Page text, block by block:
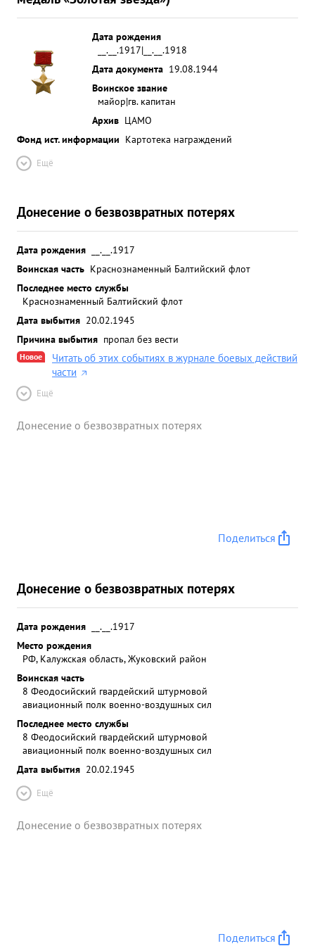
Сбил и самолета "Га-140", "Ме-109" в период
освобождения Карельского Перешейка с 10.по
21. 06.44г произвел 12 успешных боевых вылетов
. Лично ротопил: в транспорта общим
водоизмещением 4 000 тонн, тральщик, Гвардии
капитан Лыоин-мастер низкого бомбометания,
Способный командир АЭ. Успешно передает свой
боевой опыт летчикам - умело водит их в бой. ...»
Дата рождения
__.__.1917|__.__.1918
Дата документа 19.08.1944
Воинское звание
майор|гв. капитан
Архив ЦАМО
Фонд ист. информации Картотека награждений
Ещё
Донесение о безвозвратных потерях
Дата рождения
__.__.1917
Воинская часть Краснознаменный Балтийский флот
Последнее место службы
Краснознаменный Балтийский флот
Дата выбытия 20.02.1945
Причина выбытия пропал без вести
Новое
Читать об этих событиях в журнале боевых действий
части
Ещё
Донесение о безвозвратных потерях
Поделиться
Донесение о безвозвратных потерях
Дата рождения
__.__.1917
Место рождения
РФ, Калужская область, Жуковский район
Воинская часть
8 Феодосийский гвардейский штурмовой
авиационный полк военно-воздушных сил
Последнее место службы
8 Феодосийский гвардейский штурмовой
авиационный полк военно-воздушных сил
Дата выбытия 20.02.1945
Ещё
Донесение о безвозвратных потерях
Поделиться